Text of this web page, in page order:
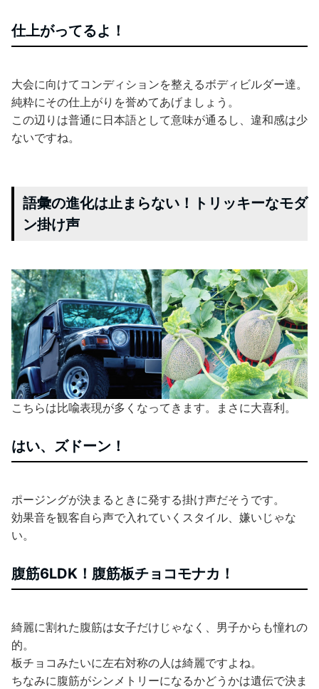
仕上がってるよ！
大会に向けてコンディションを整えるボディビルダー達。
純粋にその仕上がりを誉めてあげましょう。
この辺りは普通に日本語として意味が通るし、違和感は少
ないですね。
語彙の進化は止まらない！トリッキーなモダ
ン掛け声
こちらは比喩表現が多くなってきます。まさに大喜利。
はい、ズドーン！
ポージングが決まるときに発する掛け声だそうです。
効果音を観客自ら声で入れていくスタイル、嫌いじゃな
い。
腹筋6LDK！腹筋板チョコモナカ！
綺麗に割れた腹筋は女子だけじゃなく、男子からも憧れの
的。
板チョコみたいに左右対称の人は綺麗ですよね。
ちなみに腹筋がシンメトリーになるかどうかは遺伝で決ま